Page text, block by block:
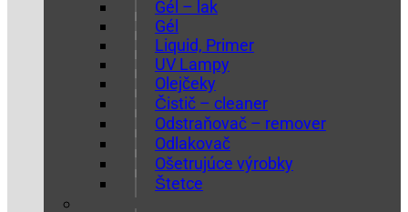
Gél – lak
Gél
Liquid, Primer
UV Lampy
Olejčeky
Čistič – cleaner
Odstraňovač – remover
Odlakovač
Ošetrujúce výrobky
Štetce